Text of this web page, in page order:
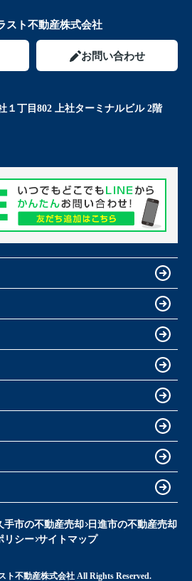
スト不動産株式会社
お問い合わせ
１丁目802 上社ターミナルビル 2階
手市の不動産売却 日進市の不動産売却
リシー サイトマップ
ト不動産株式会社 All Rights Reserved.